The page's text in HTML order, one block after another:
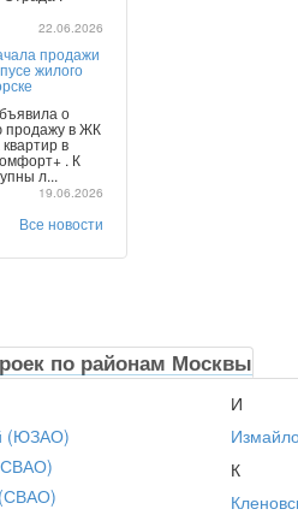
22.06.2026
продажи
жилого
о
продажу в ЖК
в
. К
л...
19.06.2026
Все новости
по районам Москвы
(ЮЗАО)
И
К